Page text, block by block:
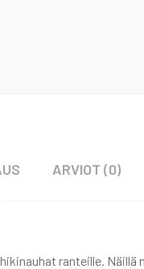
ARVIOT (0)
ranteille.